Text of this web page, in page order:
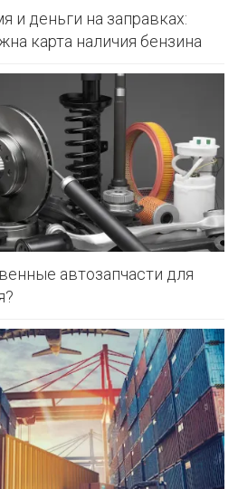
и деньги на заправках:
карта наличия бензина
автозапчасти для